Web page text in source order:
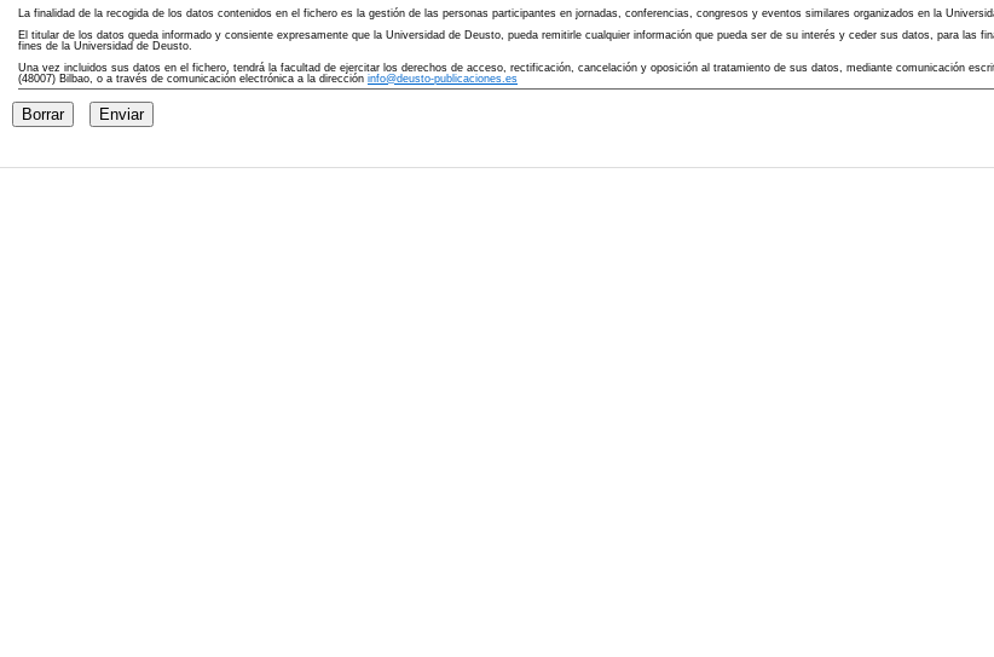
La finalidad de la recogida de los datos contenidos en el fichero es la gestión de las personas participantes en jornadas, conferencias, congresos y eventos similares organizados en la
El titular de los datos queda informado y consiente expresamente que la Universidad de Deusto, pueda remitirle cualquier información que pueda ser de su interés y ceder sus datos, para las
fines de la Universidad de Deusto.
Una vez incluidos sus datos en el fichero, tendrá la facultad de ejercitar los derechos de acceso, rectificación, cancelación y oposición al tratamiento de sus datos, mediante comunicación
(48007) Bilbao, o a través de comunicación electrónica a la dirección info@deusto-publicaciones.es
Borrar Enviar